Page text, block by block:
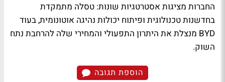
החברות מציגות אסטרטגיות שונות: טסלה מתמקדת
בחדשנות טכנולוגית ופיתוח יכולות נהיגה אוטונומית, בעוד
BYD מנצלת את היתרון התפעולי והמחירי שלה להרחבת נתח
השוק.
הוספת תגובה